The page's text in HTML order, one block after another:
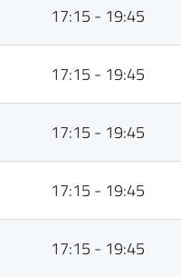
17:15 - 19:45
17:15 - 19:45
17:15 - 19:45
17:15 - 19:45
17:15 - 19:45